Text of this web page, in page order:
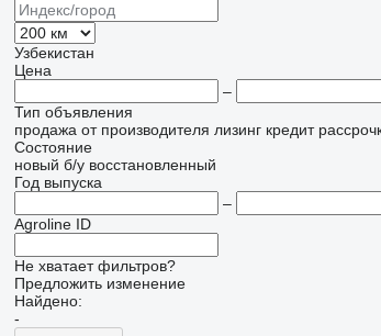
Узбекистан
Цена
–
Тип объявления
продажа от производителя лизинг кредит
Состояние
новый б/у восстановленный
Год выпуска
–
Agroline ID
Не хватает фильтров?
Предложить изменение
Найдено:
-